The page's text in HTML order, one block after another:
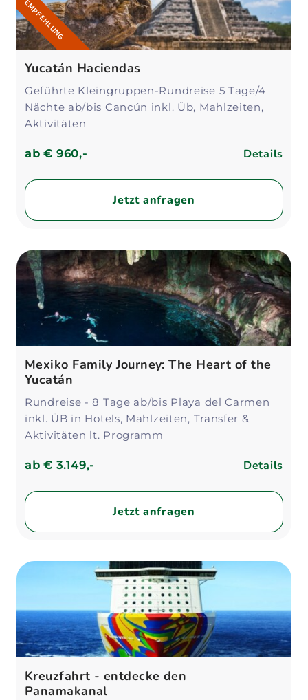
EMPFEHLUNG
Yucatán Haciendas
Geführte Kleingruppen-Rundreise 5 Tage/4
Nächte ab/bis Cancún inkl. Üb, Mahlzeiten,
Aktivitäten
ab€ 960,- Details
Jetzt anfragen
Mexiko Family Journey: The Heart of the
Yucatán
Rundreise - 8 Tage ab/bis Playa del Carmen
inkl. ÜB in Hotels, Mahlzeiten, Transfer &
Aktivitäten lt. Programm
ab€ 3.149,- Details
Jetzt anfragen
Kreuzfahrt - entdecke den
Panamakanal